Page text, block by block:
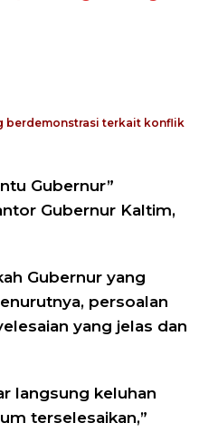
berdemonstrasi terkait konflik
Gubernur”
Gubernur Kaltim,
Gubernur yang
persoalan
yang jelas dan
langsung keluhan
terselesaikan,”